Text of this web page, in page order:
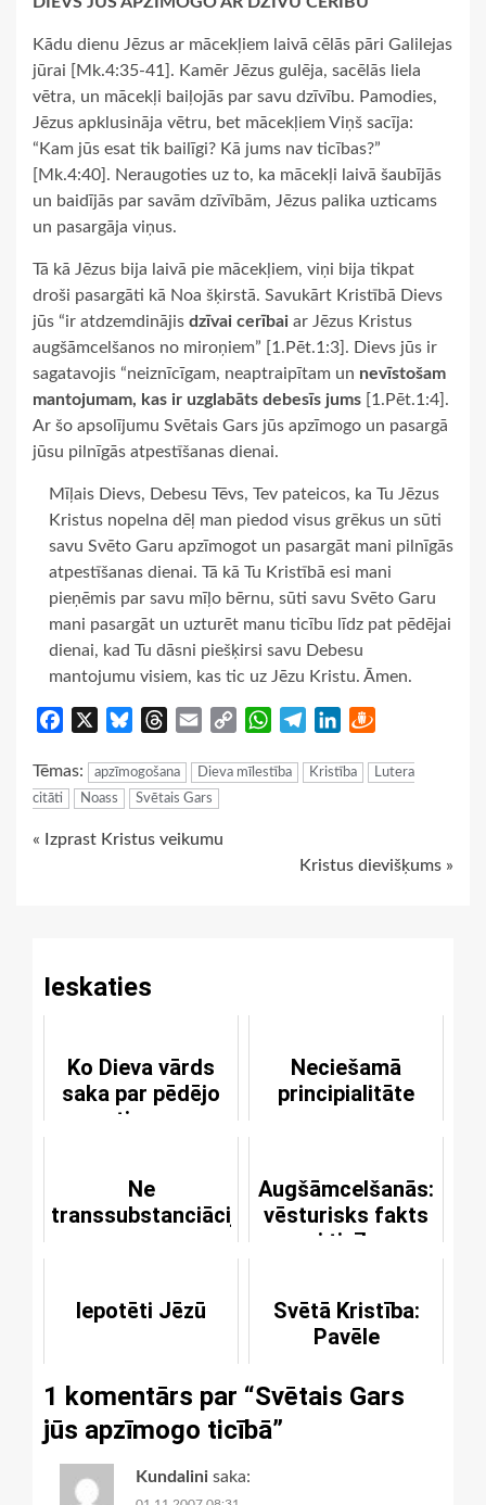
Kādu dienu Jēzus ar mācekļiem laivā cēlās pāri Galilejas
jūrai [Mk.4:35-41]. Kamēr Jēzus gulēja, sacēlās liela
vētra, un mācekļi baiļojās par savu dzīvību. Pamodies,
Jēzus apklusināja vētru, bet mācekļiem Viņš sacīja:
“Kam jūs esat tik bailīgi? Kā jums nav ticības?”
[Mk.4:40]. Neraugoties uz to, ka mācekļi laivā šaubījās
un baidījās par savām dzīvībām, Jēzus palika uzticams
un pasargāja viņus.
Tā kā Jēzus bija laivā pie mācekļiem, viņi bija tikpat
droši pasargāti kā Noa šķirstā. Savukārt Kristībā Dievs
jūs “ir atdzemdinājis dzīvai cerībai ar Jēzus Kristus
augšāmcelšanos no miroņiem” [1.Pēt.1:3]. Dievs jūs ir
sagatavojis “neiznīcīgam, neaptraipītam un nevīstošam
mantojumam, kas ir uzglabāts debesīs jums [1.Pēt.1:4].
Ar šo apsolījumu Svētais Gars jūs apzīmogo un pasargā
jūsu pilnīgās atpestīšanas dienai.
Mīļais Dievs, Debesu Tēvs, Tev pateicos, ka Tu Jēzus
Kristus nopelna dēļ man piedod visus grēkus un sūti
savu Svēto Garu apzīmogot un pasargāt mani pilnīgās
atpestīšanas dienai. Tā kā Tu Kristībā esi mani
pieņēmis par savu mīļo bērnu, sūti savu Svēto Garu
mani pasargāt un uzturēt manu ticību līdz pat pēdējai
dienai, kad Tu dāsni piešķirsi savu Debesu
mantojumu visiem, kas tic uz Jēzu Kristu. Āmen.
Facebook BlueskyThreads
Email
Copy
WhatsApp
TelegramLinkedIn
Tēmas: apzīmogošana Dieva mīlestība Kristība
Lutera
citāti
Noass Svētais Gars
Continue
« Izprast Kristus veikumu
Kristus dievišķums »
Ieskaties
Ko Dieva vārds
saka par pēdējo
tiesu
Neciešamā
principialitāte
Ne
transsubstanciācija,
vienība
Augšāmcelšanās:
vēsturisks fakts
vai ticības
Iepotēti Jēzū
Svētā Kristība:
Pavēle
1 komentārs par “Svētais Gars
jūs apzīmogo ticībā”
Kundalini saka: